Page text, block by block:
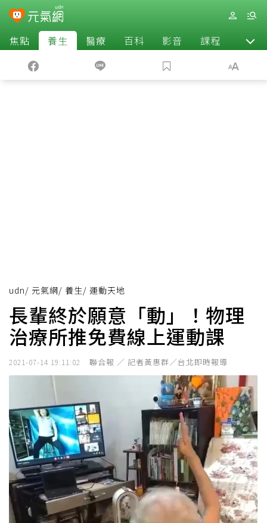
焦點 養生 醫療 百科 影音 課程 退休
udn/ 元氣網/ 養生/ 運動天地
長輩終於願意「動」！物理
治療所推免費線上運動課
2021-07-14 19:11:02 聯合報 ／ 記者黃惠群／台北即時報導